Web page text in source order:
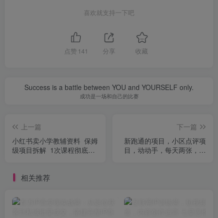
喜欢就支持一下吧
点赞 141 分享 收藏
Success is a battle between YOU and YOURSELF only.
成功是一场和自己的比赛
上一篇
小红书卖小学教辅资料 保姆
级项目拆解 1次课程彻底讲
下一篇
新跑通的项目，小区点评项
目，动动手，每天两张，长
相关推荐